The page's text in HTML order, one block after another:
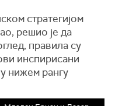
стратегијом
решио је да
правила су
инспирисани
нижем рангу